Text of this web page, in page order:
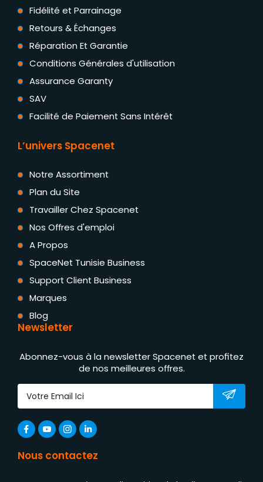
Fidélité et Parrainage
Retours & Échanges
Réparation Et Garantie
Conditions Générales d'utilisation
Assurance Garanty
SAV
Facilité de Paiement Sans Intérêt
L’univers Spacenet
Notre Assortiment
Plan du Site
Travailler Chez Spacenet
Nos Offres d'emploi
A Propos
SpaceNet Tunisie Business
Support Client Business
Marques
Blog
Newsletter
Abonnez-vous à la newsletter Spacenet et profitez
de nos meilleures offres.
Nous contactez